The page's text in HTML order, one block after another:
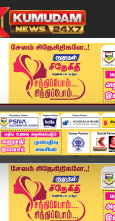
விளையாட்டு அண்மை
அண்மை பாக்யராஜுக்கு அரசு